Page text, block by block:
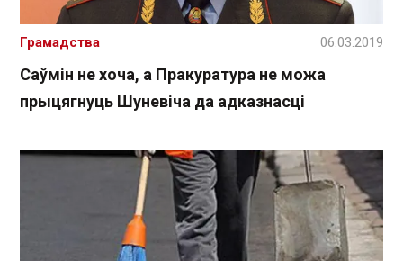
Саўмін не хоча, а Пракуратура не можа
прыцягнуць Шуневіча да адказнасці
Грамадства 06.03.2019